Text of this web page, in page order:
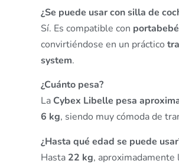
¿Se puede usar con silla de
Sí. Es compatible con
convirtiéndose en un práctico
system.
¿Cuánto pesa?
La Cybex Libelle pesa
6 kg, siendo muy cómoda de
¿Hasta qué edad se puede
Hasta 22 kg,